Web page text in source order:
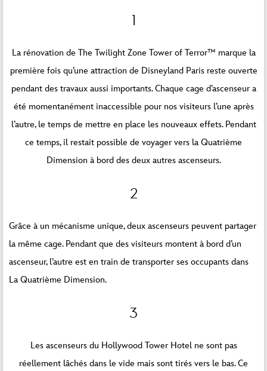
1
La rénovation de The Twilight Zone Tower of Terror™ marque la
première fois qu’une attraction de Disneyland Paris reste ouverte
pendant des travaux aussi importants. Chaque cage d’ascenseur a
été momentanément inaccessible pour nos visiteurs l’une après
l’autre, le temps de mettre en place les nouveaux effets. Pendant
ce temps, il restait possible de voyager vers la Quatrième
Dimension à bord des deux autres ascenseurs.
2
Grâce à un mécanisme unique, deux ascenseurs peuvent partager
la même cage. Pendant que des visiteurs montent à bord d’un
ascenseur, l’autre est en train de transporter ses occupants dans
La Quatrième Dimension.
3
Les ascenseurs du Hollywood Tower Hotel ne sont pas
réellement lâchés dans le vide mais sont tirés vers le bas. Ce